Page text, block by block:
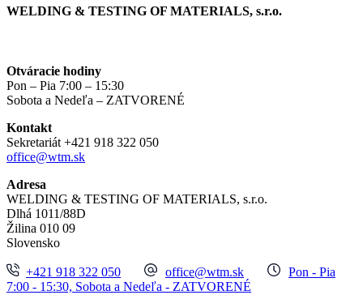
WELDING & TESTING OF MATERIALS, s.r.o.
Otváracie hodiny
Pon – Pia 7:00 – 15:30
Sobota a Nedeľa – ZATVORENÉ
Kontakt
Sekretariát +421 918 322 050
office@wtm.sk
Adresa
WELDING & TESTING OF MATERIALS, s.r.o.
Dlhá 1011/88D
Žilina 010 09
Slovensko
+421 918 322 050 office@wtm.sk
Pon - Pia
7:00 - 15:30, Sobota a Nedeľa - ZATVORENÉ